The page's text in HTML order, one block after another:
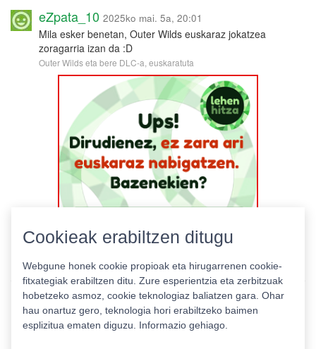
eZpata_10 2025ko mai. 5a, 20:01
Mila esker benetan, Outer Wilds euskaraz jokatzea
zoragarria izan da :D
Outer Wilds eta bere DLC-a, euskaratuta
Cookieak erabiltzen ditugu
Webgune honek cookie propioak eta hirugarrenen cookie-
fitxategiak erabiltzen ditu. Zure esperientzia eta zerbitzuak
hobetzeko asmoz, cookie teknologiaz baliatzen gara. Ohar
hau onartuz gero, teknologia hori erabiltzeko baimen
esplizitua ematen diguzu. Informazio gehiago.